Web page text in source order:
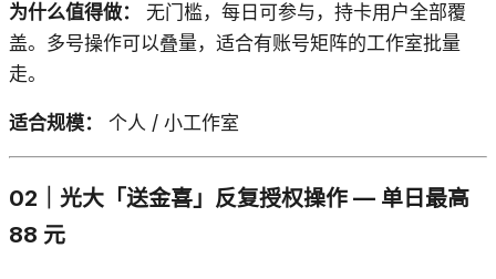
为什么值得做：
无门槛，每日可参与，持卡用户全部覆
盖。多号操作可以叠量，适合有账号矩阵的工作室批量
走。
适合规模： 个人 / 小工作室
02｜光大「送金喜」反复授权操作 — 单日最高
88 元